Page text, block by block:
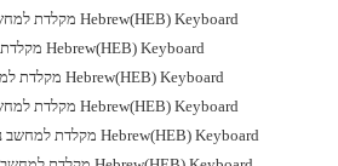
Samsung 300U1A-A01 מקלדת למחשב נייד Hebrew(HEB) Keyboard
Samsung 305U1A מקלדת למחשב נייד Hebrew(HEB) Keyboard
Samsung NP305U1A מקלדת למחשב נייד Hebrew(HEB) Keyboard
Samsung 305U1A-A03 מקלדת למחשב נייד Hebrew(HEB) Keyboard
Samsung 305U1A-A01DE מקלדת למחשב נייד Hebrew(HEB) Keyboard